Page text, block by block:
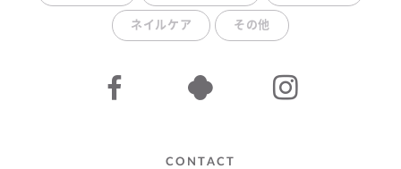
ネイルケア その他
CONTACT